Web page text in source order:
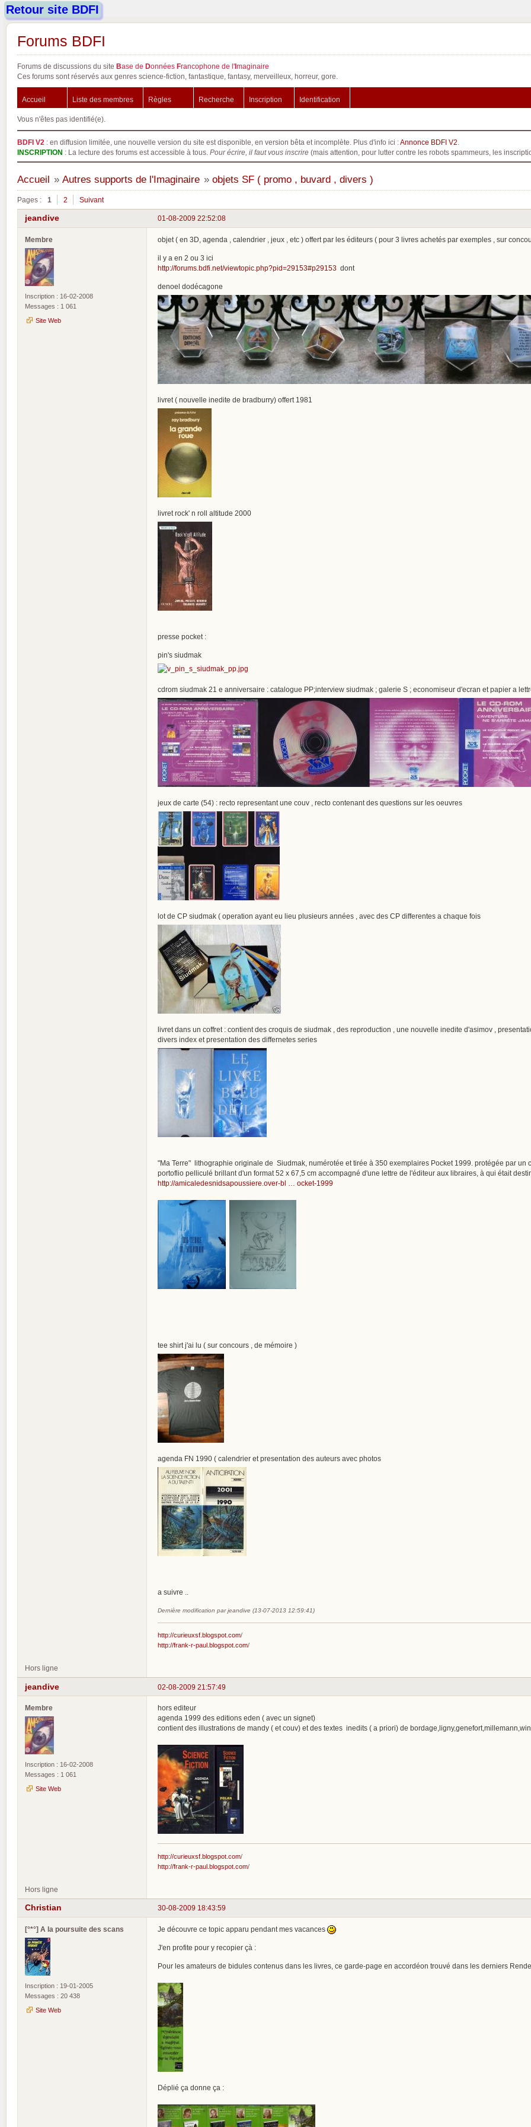
Retour site BDFI
Forums BDFI
Forums de discussions du site Base de Données Francophone de l'Imaginaire
Ces forums sont réservés aux genres science-fiction, fantastique, fantasy, merveilleux, horreur, gore.
Accueil Liste des membres Règles Recherche Inscription Identification
Vous n'êtes pas identifié(e).
BDFI V2 : en diffusion limitée, une nouvelle version du site est disponible, en version bêta et incomplète. Plus d'info ici :Annonce BDFI V2
INSCRIPTION : La lecture des forums est accessible à tous. Pour écrire, il faut vous inscrire (mais attention, pour lutter contre les robots spammeurs, les
Accueil » Autres supports de l'Imaginaire » objets SF ( promo , buvard , divers )
Pages : 1 2 Suivant
01-08-2009 22:52:08
jeandive
Membre
Inscription : 16-02-2008
Messages : 1 061
Site Web
objet ( en 3D, agenda , calendrier , jeux , etc ) offert par les éditeurs ( pour 3 livres achetés par exemples , sur
il y a en 2 ou 3 ici
http://forums.bdfi.net/viewtopic.php?pid=29153#p29153 dont
denoel dodécagone
livret ( nouvelle inedite de bradburry) offert 1981
livret rock' n roll altitude 2000
presse pocket :
pin's siudmak
cdrom siudmak 21 e anniversaire : catalogue PP;interview siudmak ; galerie S ; economiseur d'ecran et papier a
jeux de carte (54) : recto representant une couv , recto contenant des questions sur les oeuvres
lot de CP siudmak ( operation ayant eu lieu plusieurs années , avec des CP differentes a chaque fois
livret dans un coffret : contient des croquis de siudmak , des reproduction , une nouvelle inedite d'asimov ,
divers index et presentation des differnetes series
"Ma Terre" lithographie originale de Siudmak, numérotée et tirée à 350 exemplaires Pocket 1999. protégée par
portoflio pelliculé brillant d'un format 52 x 67,5 cm accompagné d'une lettre de l'éditeur aux libraires, à qui était
http://amicaledesnidsapoussiere.over-bl … ocket-1999
tee shirt j'ai lu ( sur concours , de mémoire )
agenda FN 1990 ( calendrier et presentation des auteurs avec photos
a suivre ..
Dernière modification par jeandive (13-07-2013 12:59:41)
http://curieuxsf.blogspot.com/
http://frank-r-paul.blogspot.com/
Hors ligne
02-08-2009 21:57:49
jeandive
Membre
Inscription : 16-02-2008
Messages : 1 061
Site Web
hors editeur
agenda 1999 des editions eden ( avec un signet)
contient des illustrations de mandy ( et couv) et des textes inedits ( a priori) de
http://curieuxsf.blogspot.com/
http://frank-r-paul.blogspot.com/
Hors ligne
30-08-2009 18:43:59
Christian
[°*°] A la poursuite des scans
Inscription : 19-01-2005
Messages : 20 438
Site Web
Je découvre ce topic apparu pendant mes vacances
J'en profite pour y recopier çà :
Pour les amateurs de bidules contenus dans les livres, ce garde-page en accordéon trouvé dans les derniers
Déplié ça donne ça :